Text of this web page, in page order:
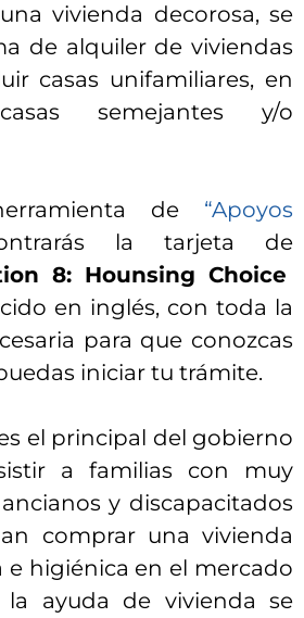
vivienda decorosa, se
de alquiler de viviendas
casas unifamiliares, en
semejantes y/o
de “Apoyos
la tarjeta de
8: Hounsing Choice
en inglés, con toda la
para que conozcas
iniciar tu trámite.
el principal del gobierno
a familias con muy
y discapacitados
comprar una vivienda
e higiénica en el mercado
la ayuda de vivienda se